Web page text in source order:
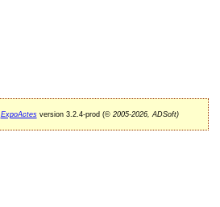
ExpoActesversion 3.2.4-prod (©2005-2026, ADSoft)